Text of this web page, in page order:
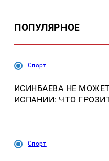
ПОПУЛЯРНОЕ
Спорт
ИСИНБАЕВА НЕ
ИСПАНИИ: ЧТО
Спорт